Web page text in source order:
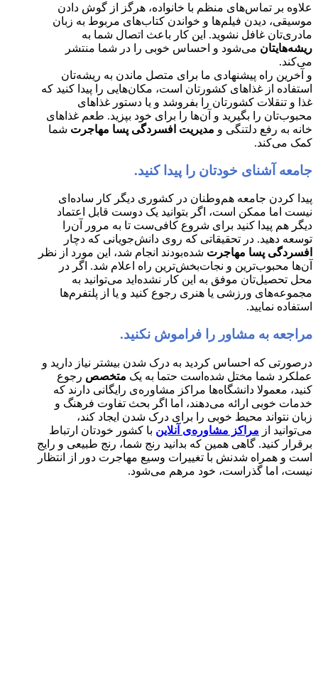
علاوه بر تماس‌های منظم با خانواده، هرگز از گوش دادن
موسیقی، دیدن فیلم‌ها و خواندن کتاب‌های مربوط به زبان
مادری‌تان غافل نشوید. این کار باعث اتصال شما به
ریشه‌هایتان می‌شود و احساس خوبی را در شما منتشر
می‌کند.
و آخرین راه پیشنهادی ما برای متصل ماندن به ریشه‌تان
استفاده از غذاهای کشورتان است، مکان‌هایی را پیدا کنید که
غذا و تنقلات کشورتان را بفروشد و یا دستور غذاهای
محبوب‌تان را بگیرید و آن‌ها را برای خود بپزید. طعم غذاهای
خانه به رفع دلتنگی و مدیریت افسردگی پسا مهاجرت شما
کمک می‌کند.
جامعه آشنای خودتان را پیدا کنید.
پیدا کردن جامعه هم‌وطنان در کشوری دیگر کار ساده‌ای
نیست اما ممکن است، اگر بتوانید یک دوست قابل اعتماد
دیگر هم پیدا کنید برای شروع کافی‌ست تا به مرور آن‌را
توسعه دهید. در تحقیقاتی که روی دانش‌جویانی که دچار
افسردگی پسا مهاجرت شده‌بودند انجام شد، این مورد از نظر
آن‌ها محبوب‌ترین و نجات‌بخش‌ترین راه اعلام شد. اگر در
محل تحصیل‌تان موفق به این کار نشده‌اید می‌توانید به
مجموعه‌های ورزشی یا هنری رجوع کنید و یا از پلتفرم‌ها
استفاده نمایید.
مراجعه به مشاور را فراموش نکنید.
درصورتی که احساس کردید به درک شدن بیشتر نیاز دارید و
عملکرد شما مختل شده‌است حتما به یک متخصص رجوع
کنید، معمولا دانشگاه‌ها مراکز مشاوره‌ی رایگانی دارند که
خدمات خوبی ارائه می‌دهند، اما اگر بحث تفاوت فرهنگ و
زبان نتواند محیط خوبی را برای درک شدن ایجاد کند،
می‌توانید از مراکز مشاوره‌ی آنلاین با کشور خودتان ارتباط
برقرار کنید. گاهی همین که بدانید رنج شما، رنج طبیعی و رایج
است و همراه شدنش با تغییرات وسیع مهاجرت دور از انتظار
نیست، اما گذراست، خود مرهم می‌شود.